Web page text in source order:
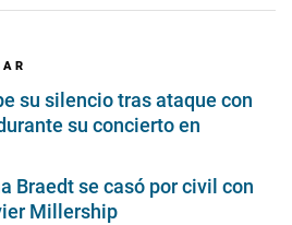
su silencio tras ataque con
su concierto en
Braedt se casó por civil con
Millership